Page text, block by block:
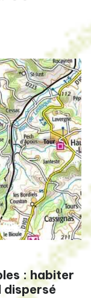
: habiter
dispersé